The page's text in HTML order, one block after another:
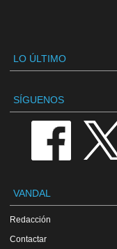
LO ÚLTIMO
SÍGUENOS
VANDAL
Redacción
Contactar